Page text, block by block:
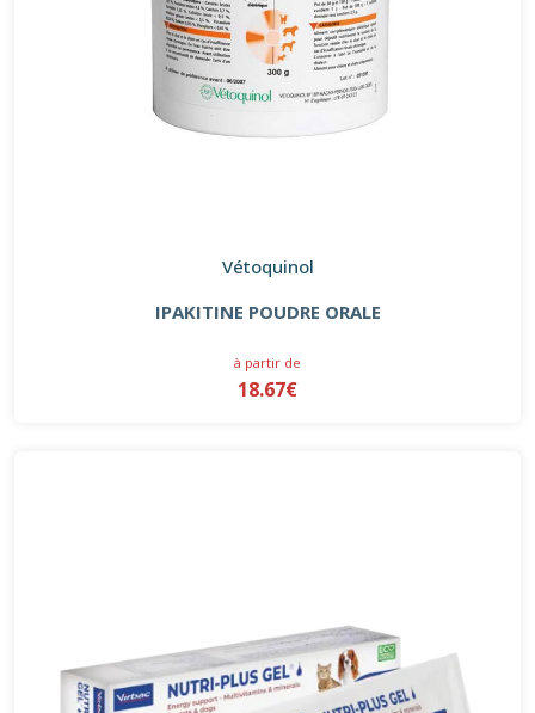
Vétoquinol
IPAKITINE POUDRE ORALE
à partir de
18.67€